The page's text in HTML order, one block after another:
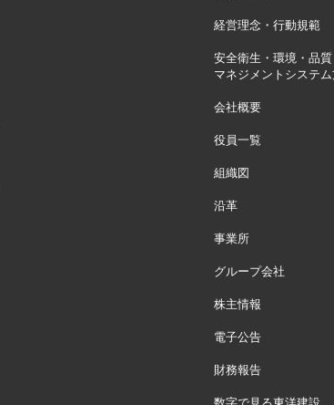
経営理念・行動規範
安全衛生・環境・品質
マネジメントシステ
会社概要
役員一覧
組織図
沿革
事業所
グループ会社
株主情報
電子公告
財務報告